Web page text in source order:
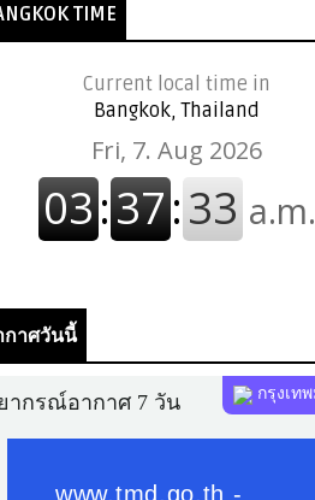
TIME
Current local time in
Bangkok, Thailand
กาศวันนี้